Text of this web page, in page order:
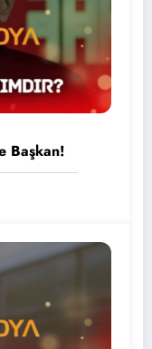
Başkan!